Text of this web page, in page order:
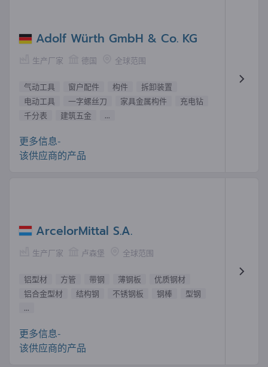
Adolf Würth GmbH & Co. KG
生产厂家 德国 全球范围
气动工具 窗户配件 构件
拆卸装置
电动工具
一字螺丝刀 家具金属构件
充电钻
千分表
建筑五金 ...
更多信息-
该供应商的产品
ArcelorMittal S.A.
生产厂家 卢森堡 全球范围
铝型材 方管 带钢 薄钢板
优质钢材
铝合金型材
结构钢 不锈钢板 钢棒
型钢
...
更多信息-
该供应商的产品